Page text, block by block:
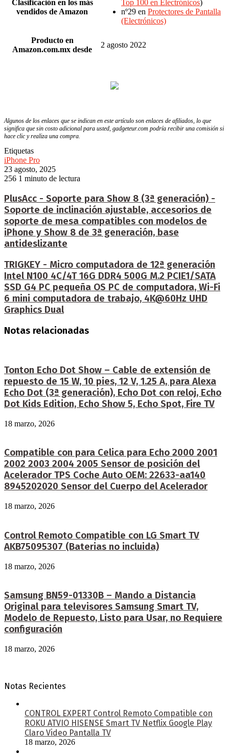
Clasificación en los más
vendidos de Amazon
Top 100 en Electrónicos)
nº29 en Protectores de Pantalla
(Electrónicos)
Producto en
Amazon.com.mx desde
2 agosto 2022
Algunos de los enlaces que se indican en este artículo son enlaces de afiliados, lo que
significa que sin costo adicional para usted, gadgeteur.com podría recibir una comisión si
hace clic y realiza una compra.
Etiquetas
iPhone Pro
23 agosto, 2025
256 1 minuto de lectura
PlusAcc - Soporte para Show 8 (3ª generación) -
Soporte de inclinación ajustable, accesorios de
soporte de mesa compatibles con modelos de
iPhone y Show 8 de 3ª generación, base
antideslizante
TRIGKEY - Micro computadora de 12ª generación
Intel N100 4C/4T 16G DDR4 500G M.2 PCIE1/SATA
SSD G4 PC pequeña OS PC de computadora, Wi-Fi
6 mini computadora de trabajo, 4K@60Hz UHD
Graphics Dual
Notas relacionadas
Tonton Echo Dot Show – Cable de extensión de
repuesto de 15 W, 10 pies, 12 V, 1.25 A, para Alexa
Echo Dot (3ª generación), Echo Dot con reloj, Echo
Dot Kids Edition, Echo Show 5, Echo Spot, Fire TV
18 marzo, 2026
Compatible con para Celica para Echo 2000 2001
2002 2003 2004 2005 Sensor de posición del
Acelerador TPS Coche Auto OEM: 22633-aa140
8945202020 Sensor del Cuerpo del Acelerador
18 marzo, 2026
Control Remoto Compatible con LG Smart TV
AKB75095307 (Baterias no incluida)
18 marzo, 2026
Samsung BN59-01330B – Mando a Distancia
Original para televisores Samsung Smart TV,
Modelo de Repuesto, Listo para Usar, no Requiere
configuración
18 marzo, 2026
Notas Recientes
CONTROL EXPERT Control Remoto Compatible con
ROKU ATVIO HISENSE Smart TV Netflix Google Play
Claro Video Pantalla TV
18 marzo, 2026